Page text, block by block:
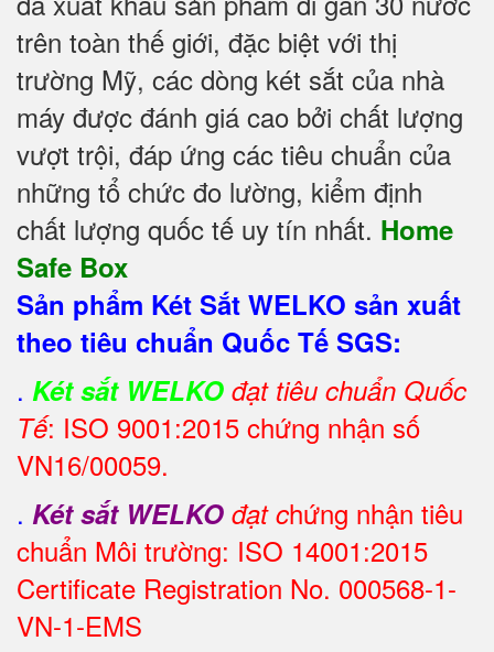
trên toàn thế giới, đặc biệt với thị
trường Mỹ, các dòng két sắt của nhà
máy được đánh giá cao bởi chất lượng
vượt trội, đáp ứng các tiêu chuẩn của
những tổ chức đo lường, kiểm định
chất lượng quốc tế uy tín nhất. Home
Safe Box
Sản phẩm Két Sắt WELKO sản xuất
theo tiêu chuẩn Quốc Tế SGS:
. Két sắt WELKO đạt tiêu chuẩn Quốc
Tế: ISO 9001:2015 chứng nhận số
VN16/00059.
. Két sắt WELKO đạt chứng nhận tiêu
chuẩn Môi trường: ISO 14001:2015
Certificate Registration No. 000568-1-
VN-1-EMS